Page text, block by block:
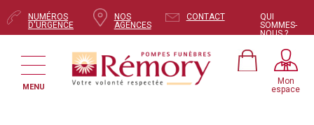
NUMÉROS
D'URGENCE
NOS
AGENCES
CONTACT
QUI
SOMMES-
NOUS ?
MENU
Mon
espace